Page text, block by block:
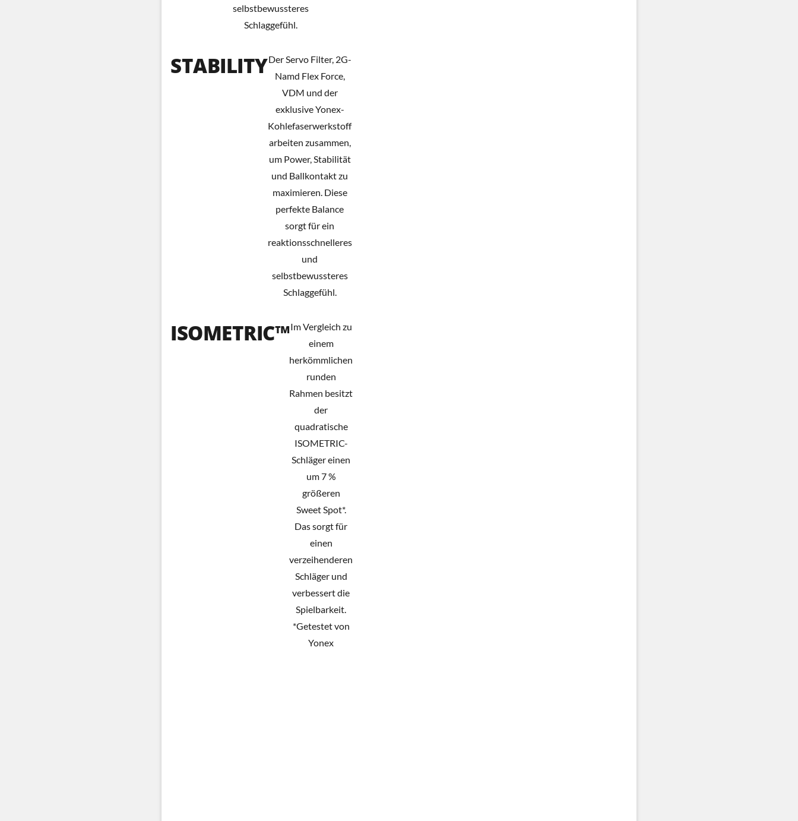
selbstbewussteres
Schlaggefühl.
STABILITYDer Servo Filter, 2G-
Namd Flex Force,
VDM und der
exklusive Yonex-
Kohlefaserwerkstoff
arbeiten zusammen,
um Power, Stabilität
und Ballkontakt zu
maximieren. Diese
perfekte Balance
sorgt für ein
reaktionsschnelleres
und
selbstbewussteres
Schlaggefühl.
ISOMETRIC™Im Vergleich zu
einem
herkömmlichen
runden
Rahmen besitzt
der
quadratische
ISOMETRIC-
Schläger einen
um 7 %
größeren
Sweet Spot*.
Das sorgt für
einen
verzeihenderen
Schläger und
verbessert die
Spielbarkeit.
*Getestet von
Yonex